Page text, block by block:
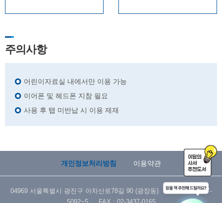
주의사항
어린이자료실 내에서만 이용 가능
이어폰 및 헤드폰 지참 필요
사용 후 탭 미반납 시 이용 제재
개인정보처리방침 이용약관
04969 서울특별시 광진구 아차산로78길 90 (광장동) TEL : 02-3437-